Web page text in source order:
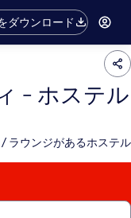
ダウンロード
- ホステル
ラウンジがあるホステル